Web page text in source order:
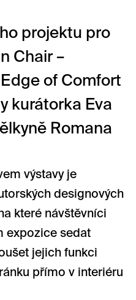
projektu pro
Chair –
of Comfort
kurátorka Eva
Romana
výstavy je
designových
které návštěvníci
expozice sedat
jejich funkci
přímo v interiéru